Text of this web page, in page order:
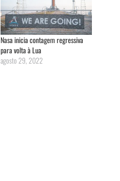
Nasa inicia contagem regressiva
para volta à Lua
agosto 29, 2022